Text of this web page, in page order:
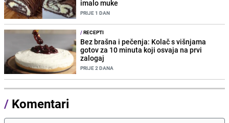
imalo muke
PRIJE 1 DAN
/RECEPTI
Bez brašna i pečenja: Kolač s višnjama
gotov za 10 minuta koji osvaja na prvi
zalogaj
PRIJE 2 DANA
/ Komentari